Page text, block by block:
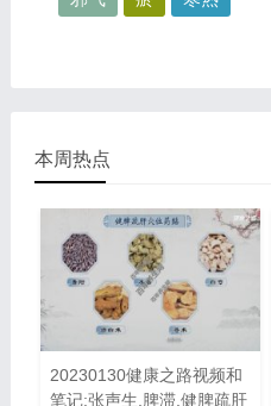
本周热点
20230130健康之路视频和
笔记:张声生,脾滞,健脾疏肝